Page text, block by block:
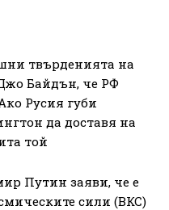
твърденията на
Байдън, че РФ
Русия губи
да доставя на
той
Путин заяви, че е
сили (ВКС)